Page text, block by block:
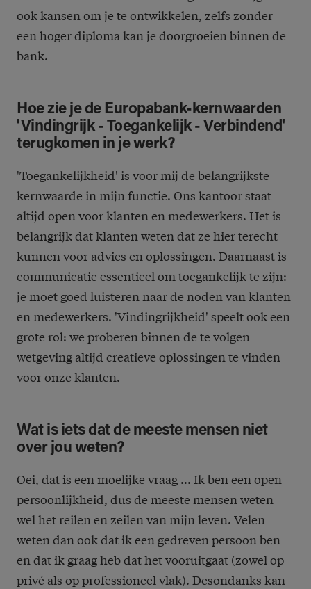
ook kansen om je te ontwikkelen, zelfs zonder
een hoger diploma kan je doorgroeien binnen de
bank.
Hoe zie je de Europabank-kernwaarden
'Vindingrijk - Toegankelijk - Verbindend'
terugkomen in je werk?
'Toegankelijkheid' is voor mij de belangrijkste
kernwaarde in mijn functie. Ons kantoor staat
altijd open voor klanten en medewerkers. Het is
belangrijk dat klanten weten dat ze hier terecht
kunnen voor advies en oplossingen. Daarnaast is
communicatie essentieel om toegankelijk te zijn:
je moet goed luisteren naar de noden van klanten
en medewerkers. 'Vindingrijkheid' speelt ook een
grote rol: we proberen binnen de te volgen
wetgeving altijd creatieve oplossingen te vinden
voor onze klanten.
Wat is iets dat de meeste mensen niet
over jou weten?
Oei, dat is een moelijke vraag ... Ik ben een open
persoonlijkheid, dus de meeste mensen weten
wel het reilen en zeilen van mijn leven. Velen
weten dan ook dat ik een gedreven persoon ben
en dat ik graag heb dat het vooruitgaat (zowel op
privé als op professioneel vlak). Desondanks kan